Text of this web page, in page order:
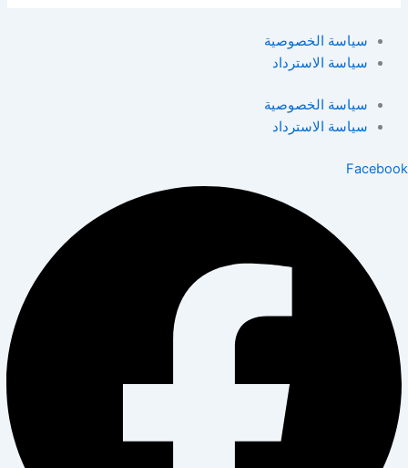
سياسة الخصوصية
سياسة الاسترداد
سياسة الخصوصية
سياسة الاسترداد
Facebook